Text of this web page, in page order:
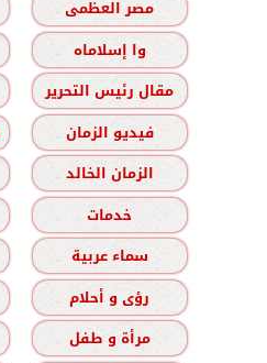
مصر العظمى
وا إسلاماه
مقال رئيس التحرير
فيديو الزمان
الزمان الخالد
خدمات
سماء عربية
رؤى و أحلام
مرأة و طفل